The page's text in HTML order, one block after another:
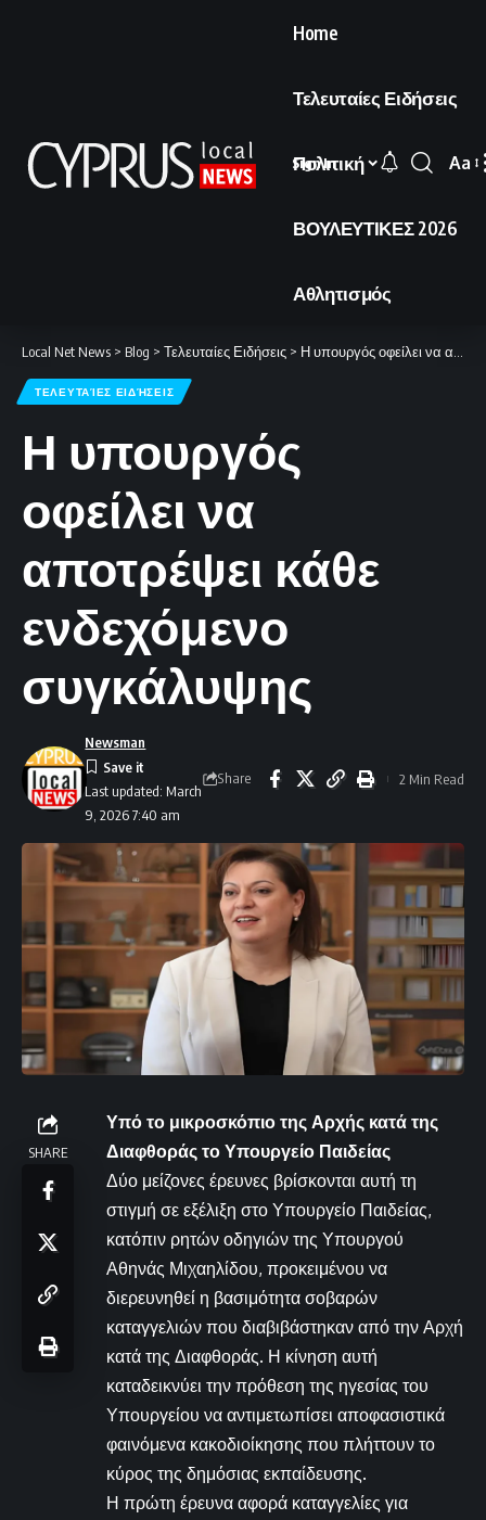
Home
Τελευταίες Ειδήσεις
Πολιτική
ΒΟΥΛΕΥΤΙΚΕΣ 2026
Αθλητισμός
Sign In
Font
Aa
Local Net News > Blog > Τελευταίες Ειδήσεις > Η υπουργός οφείλει να αποτρέψει κάθε ενδεχόμενο συγκάλυψης
ΤΕΛΕΥΤΑΊΕΣ ΕΙΔΉΣΕΙΣ
Η υπουργός
οφείλει να
αποτρέψει κάθε
ενδεχόμενο
συγκάλυψης
Last updated: March
9, 2026 7:40 am
Newsman
Share 2 Min Read
SHARE
Υπό το μικροσκόπιο της Αρχής κατά της
Διαφθοράς το Υπουργείο Παιδείας
Δύο μείζονες έρευνες βρίσκονται αυτή τη
στιγμή σε εξέλιξη στο Υπουργείο Παιδείας,
κατόπιν ρητών οδηγιών της Υπουργού
Αθηνάς Μιχαηλίδου, προκειμένου να
διερευνηθεί η βασιμότητα σοβαρών
καταγγελιών που διαβιβάστηκαν από την Αρχή
κατά της Διαφθοράς. Η κίνηση αυτή
καταδεικνύει την πρόθεση της ηγεσίας του
Υπουργείου να αντιμετωπίσει αποφασιστικά
φαινόμενα κακοδιοίκησης που πλήττουν το
κύρος της δημόσιας εκπαίδευσης.
Η πρώτη έρευνα αφορά καταγγελίες για